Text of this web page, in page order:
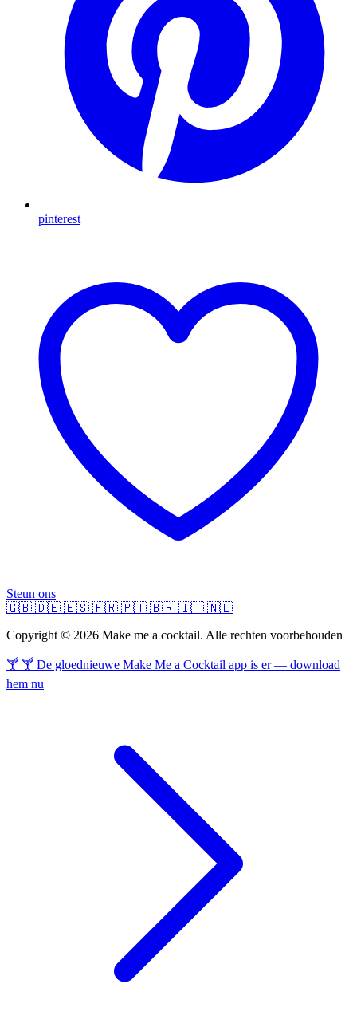
pinterest
Steun ons
🇬🇧 🇩🇪 🇪🇸 🇫🇷 🇵🇹 🇧🇷 🇮🇹 🇳🇱
Copyright © 2026 Make me a cocktail. Alle rechten voorbehouden
🍸 🍸 De gloednieuwe Make Me a Cocktail app is er — download
hem nu